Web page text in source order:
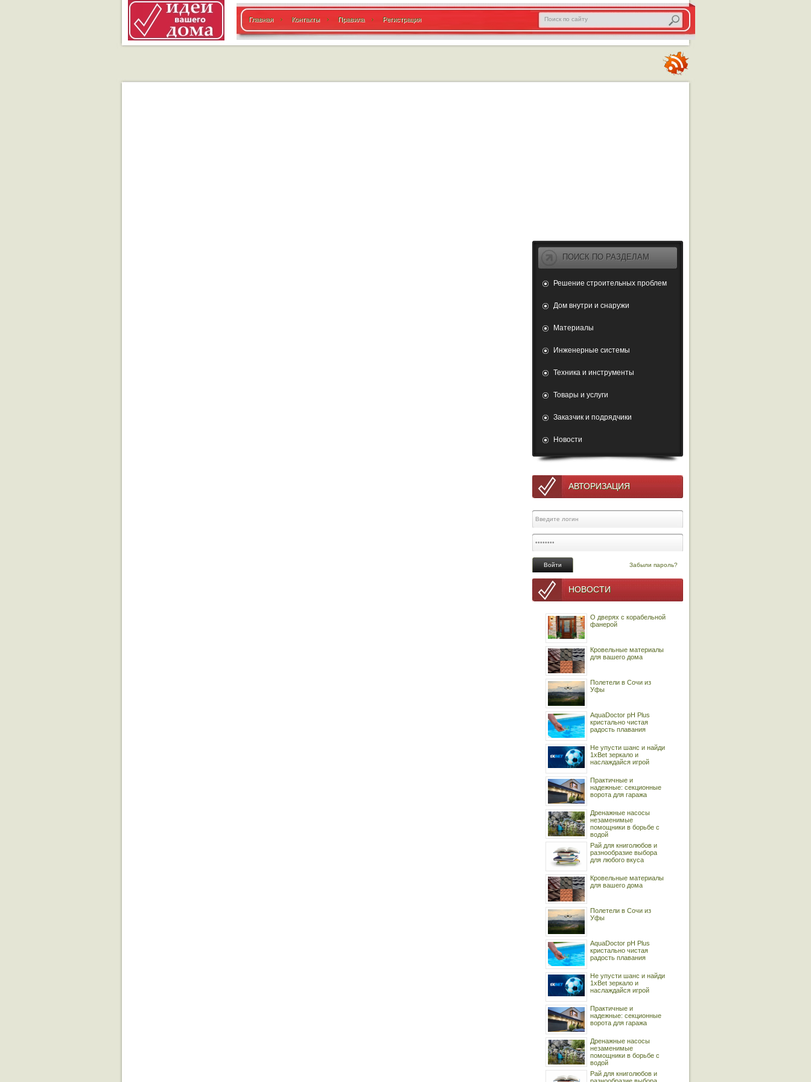
Главная Контакты Правила Регистрация
ПОИСК ПО РАЗДЕЛАМ
Решение строительных проблем
Дом внутри и снаружи
Материалы
Инженерные системы
Техника и инструменты
Товары и услуги
Заказчик и подрядчики
Новости
АВТОРИЗАЦИЯ
Забыли пароль?
НОВОСТИ
О дверях с корабельной
фанерой
Кровельные материалы
для вашего дома
Полетели в Сочи из
Уфы
AquaDoctor pH Plus
кристально чистая
радость плавания
Не упусти шанс и найди
1xBet зеркало и
наслаждайся игрой
Практичные и
надежные: секционные
ворота для гаража
Дренажные насосы
незаменимые
помощники в борьбе с
водой
Рай для книголюбов и
разнообразие выбора
для любого вкуса
Кровельные материалы
для вашего дома
Полетели в Сочи из
Уфы
AquaDoctor pH Plus
кристально чистая
радость плавания
Не упусти шанс и найди
1xBet зеркало и
наслаждайся игрой
Практичные и
надежные: секционные
ворота для гаража
Дренажные насосы
незаменимые
помощники в борьбе с
водой
Рай для книголюбов и